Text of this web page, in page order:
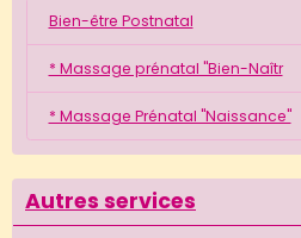
Bien-être Postnatal
* Massage prénatal "Bien-Naîtr
* Massage Prénatal "Naissance"
Autres services